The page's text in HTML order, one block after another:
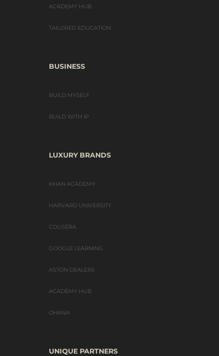
ACADEMY HUB
TAILORED EDUCATION
BUSINESS
BUILD MYSELF
BUILD WITH IP
LUXURY BRANDS
KHAN ACADEMY
HARVARD UNIVERSITY
COUSERA
GOOGLE LEARNING
ASTON DEALERS
ACADEMY HUB
OHANA
UNIQUE PARTNERS